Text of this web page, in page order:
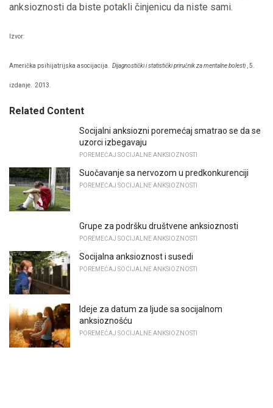
anksioznosti da biste potakli činjenicu da niste sami.
Izvor:
Američka psihijatrijska asocijacija. Dijagnostički i statistički priručnik za mentalne bolesti, 5.
izdanje. 2013.
Related Content
Socijalni anksiozni poremećaj smatrao se da se
uzorci izbegavaju
POREMEĆAJ SOCIJALNE ANKSIOZNOSTI
Suočavanje sa nervozom u predkonkurenciji
POREMEĆAJ SOCIJALNE ANKSIOZNOSTI
Grupe za podršku društvene anksioznosti
POREMEĆAJ SOCIJALNE ANKSIOZNOSTI
Socijalna anksioznost i susedi
POREMEĆAJ SOCIJALNE ANKSIOZNOSTI
Ideje za datum za ljude sa socijalnom
anksioznošću
POREMEĆAJ SOCIJALNE ANKSIOZNOSTI